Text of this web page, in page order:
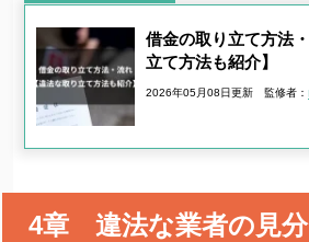
借金の取り立て方法
立て方法も紹介】
2026年05月08日更新 監修者：
4章 違法な業者の見分